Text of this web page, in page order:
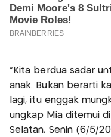
"Kita berdua sadar
anak. Bukan berarti
lagi, itu enggak
ungkap Mia ditemui
Selatan, Senin (6/5/